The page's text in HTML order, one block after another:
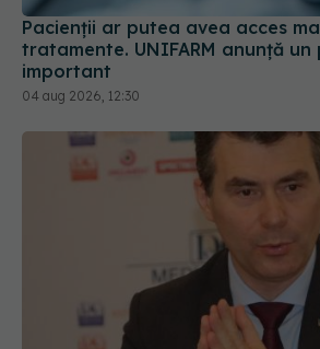
tratamente. UNIFARM anunță
important
04 aug 2026, 12:30